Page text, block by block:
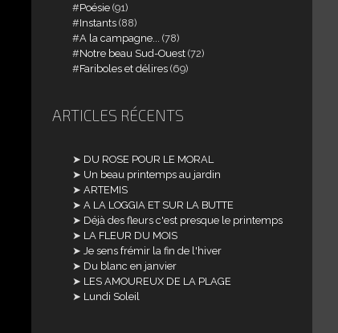
Poésie (91)
Instants (88)
A la campagne...
(78)
Notre beau Sud-Ouest (72)
Fariboles et délires (69)
ARTICLES RÉCENTS
DU ROSE POUR LE MORAL
Un beau printemps au jardin
ARTEMIS
A LA LOGGIA ET SUR LA BUTTE
Déjà des fleurs c'est presque le printemps
LA FLEUR DU MOIS
Je sens frémir la fin de l'hiver
Du blanc en janvier
LES AMOUREUX DE LA PLAGE
Lundi Soleil